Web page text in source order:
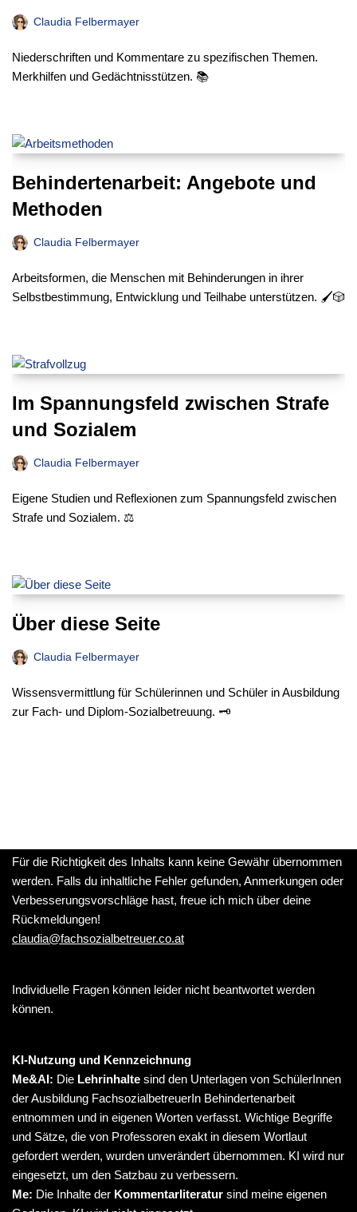
Claudia Felbermayer
Niederschriften und Kommentare zu spezifischen Themen.
Merkhilfen und Gedächtnisstützen. 📚
Behindertenarbeit: Angebote und
Methoden
Claudia Felbermayer
Arbeitsformen, die Menschen mit Behinderungen in ihrer
Selbstbestimmung, Entwicklung und Teilhabe unterstützen. 🖌️🎲
Im Spannungsfeld zwischen Strafe
und Sozialem
Claudia Felbermayer
Eigene Studien und Reflexionen zum Spannungsfeld zwischen
Strafe und Sozialem. ⚖️
Über diese Seite
Claudia Felbermayer
Wissensvermittlung für Schülerinnen und Schüler in Ausbildung
zur Fach- und Diplom-Sozialbetreuung. 🗝️
Für die Richtigkeit des Inhalts kann keine Gewähr übernommen
werden. Falls du inhaltliche Fehler gefunden, Anmerkungen oder
Verbesserungsvorschläge hast, freue ich mich über deine
Rückmeldungen!
claudia@fachsozialbetreuer.co.at
Individuelle Fragen können leider nicht beantwortet werden
können.
KI-Nutzung und Kennzeichnung
Me&AI: Die Lehrinhalte sind den Unterlagen von SchülerInnen
der Ausbildung FachsozialbetreuerIn Behindertenarbeit
entnommen und in eigenen Worten verfasst. Wichtige Begriffe
und Sätze, die von Professoren exakt in diesem Wortlaut
gefordert werden, wurden unverändert übernommen. KI wird nur
eingesetzt, um den Satzbau zu verbessern.
Me: Die Inhalte der Kommentarliteratur sind meine eigenen